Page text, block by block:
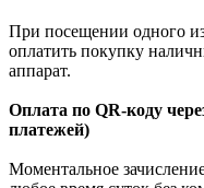
При посещении одного
оплатить покупку
аппарат.
Оплата по QR-коду
платежей)
Моментальное